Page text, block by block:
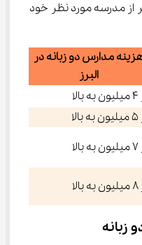
از مدرسه مورد نظر خود
مدارس دو زبانه در
البرز
زبانه